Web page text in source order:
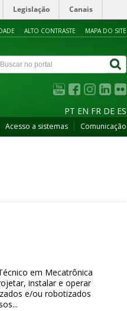
Legislação Canais
ALTO CONTRASTE MAPA DO SITE
PT EN FR DE ES
Acesso a sistemas Comunicação
em Mecatrônica
instalar e operar
e/ou robotizados